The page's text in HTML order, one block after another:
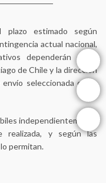
estimado según
actual nacional,
dependerán de la
de Chile y la dirección
seleccionada como
independientemente
y según las
permitan.